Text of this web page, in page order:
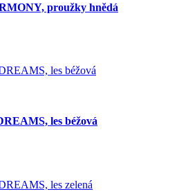
proužky hnědá
les béžová